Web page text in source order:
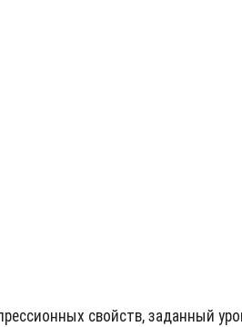
свойств, заданный